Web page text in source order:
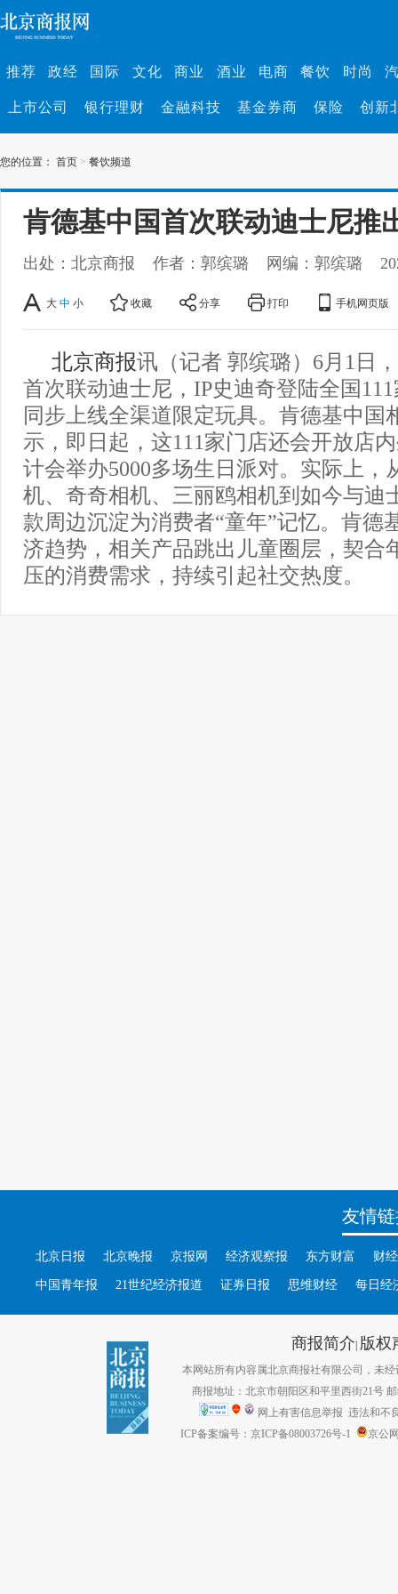
推荐 政经 国际 文化 商业 酒业 电商 餐饮 时尚
上市公司 银行理财 金融科技 基金券商 保险 创新
您的位置： 首页 > 餐饮频道
肯德基中国首次联动迪士尼推
出处：北京商报 作者：郭缤璐 网编：郭缤璐
大 中 小 收藏 分享 打印 手机网页版
北京商报讯（记者 郭缤璐）6月1日
首次联动迪士尼，IP史迪奇登陆全国
同步上线全渠道限定玩具。肯德基中国
示，即日起，这111家门店还会开放店
计会举办5000多场生日派对。实际上，
机、奇奇相机、三丽鸥相机到如今与迪
款周边沉淀为消费者“童年”记忆。肯德
济趋势，相关产品跳出儿童圈层，契合
压的消费需求，持续引起社交热度。
友情
北京日报 北京晚报 京报网 经济观察报 东方财富 财
中国青年报 21世纪经济报道 证券日报 思维财经 每日经
商报简介| 版权
本网站所有内容属北京商报社有限公司，未经
商报地址：北京市朝阳区和平里西街21号
网上有害信息举报 违法和不
ICP备案编号：京ICP备08003726号-1
京公